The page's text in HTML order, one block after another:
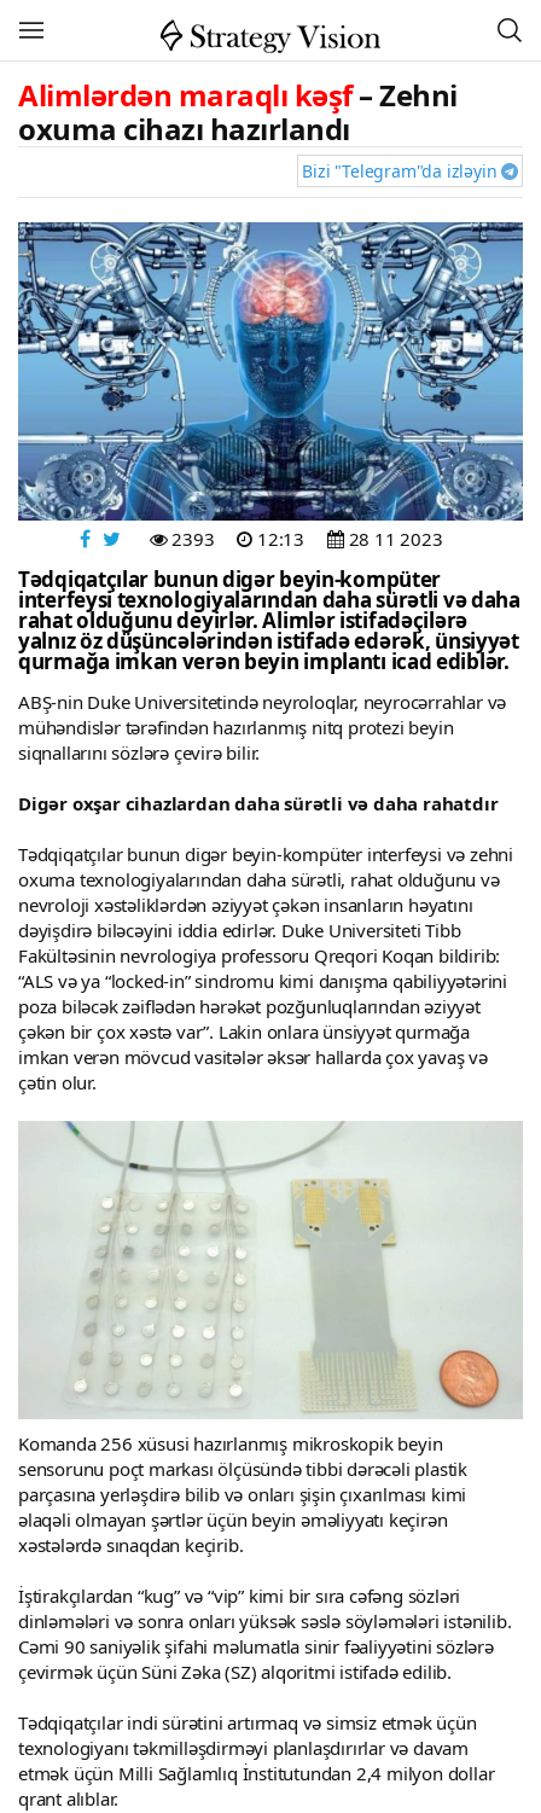
Alimlərdən maraqlı kəşf– Zehni
oxuma cihazı hazırlandı
Bizi "Telegram"da izləyin
2393 12:13 28 11 2023
Tədqiqatçılar bunun digər beyin-kompüter
interfeysi texnologiyalarından daha sürətli və daha
rahat olduğunu deyirlər. Alimlər istifadəçilərə
yalnız öz düşüncələrindən istifadə edərək, ünsiyyət
qurmağa imkan verən beyin implantı icad ediblər.
ABŞ-nin Duke Universitetində neyroloqlar, neyrocərrahlar və
mühəndislər tərəfindən hazırlanmış nitq protezi beyin
siqnallarını sözlərə çevirə bilir.
Digər oxşar cihazlardan daha sürətli və daha rahatdır
Tədqiqatçılar bunun digər beyin-kompüter interfeysi və zehni
oxuma texnologiyalarından daha sürətli, rahat olduğunu və
nevroloji xəstəliklərdən əziyyət çəkən insanların həyatını
dəyişdirə biləcəyini iddia edirlər. Duke Universiteti Tibb
Fakültəsinin nevrologiya professoru Qreqori Koqan bildirib:
“ALS və ya “locked-in” sindromu kimi danışma qabiliyyətərini
poza biləcək zəiflədən hərəkət pozğunluqlarından əziyyət
çəkən bir çox xəstə var”. Lakin onlara ünsiyyət qurmağa
imkan verən mövcud vasitələr əksər hallarda çox yavaş və
çətin olur.
Komanda 256 xüsusi hazırlanmış mikroskopik beyin
sensorunu poçt markası ölçüsündə tibbi dərəcəli plastik
parçasına yerləşdirə bilib və onları şişin çıxarılması kimi
əlaqəli olmayan şərtlər üçün beyin əməliyyatı keçirən
xəstələrdə sınaqdan keçirib.
İştirakçılardan “kug” və “vip” kimi bir sıra cəfəng sözləri
dinləmələri və sonra onları yüksək səslə söyləmələri istənilib.
Cəmi 90 saniyəlik şifahi məlumatla sinir fəaliyyətini sözlərə
çevirmək üçün Süni Zəka (SZ) alqoritmi istifadə edilib.
Tədqiqatçılar indi sürətini artırmaq və simsiz etmək üçün
texnologiyanı təkmilləşdirməyi planlaşdırırlar və davam
etmək üçün Milli Sağlamlıq İnstitutundan 2,4 milyon dollar
qrant alıblar.